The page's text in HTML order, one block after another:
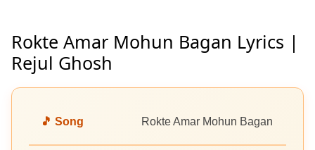
Rokte Amar Mohun Bagan Lyrics |
Rejul Ghosh
🎵 Song Rokte Amar Mohun Bagan